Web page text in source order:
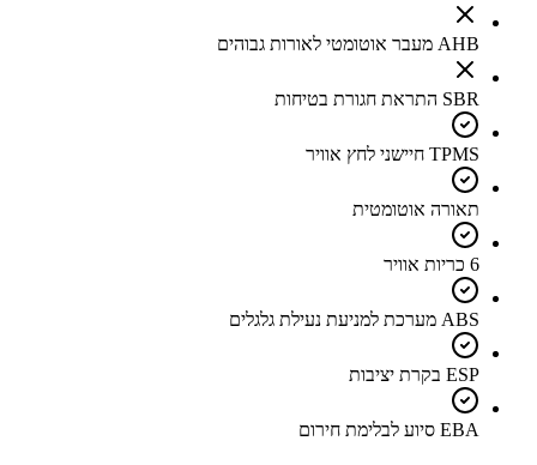
AHB מעבר אוטומטי לאורות גבוהים
SBR התראת חגורת בטיחות
TPMS חיישני לחץ אוויר
תאורה אוטומטית
6 כריות אוויר
ABS מערכת למניעת נעילת גלגלים
ESP בקרת יציבות
EBA סיוע לבלימת חירום